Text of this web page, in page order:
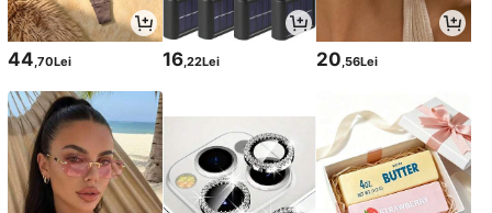
44,70Lei 16,22Lei 20,56Lei